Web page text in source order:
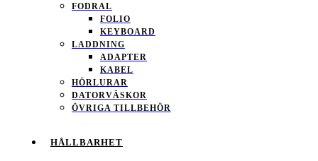
FODRAL
FOLIO
KEYBOARD
LADDNING
ADAPTER
KABEL
HÖRLURAR
DATORVÄSKOR
ÖVRIGA TILLBEHÖR
HÅLLBARHET